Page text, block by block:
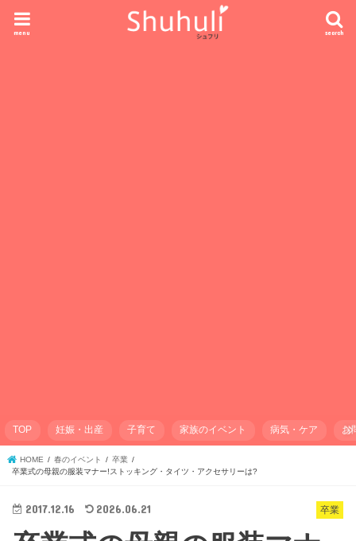
search
menu
TOP 妊娠・出産 子育て 家族のイベント 病気・ケア お
HOME 春のイベント
卒業
卒業式の母親の服装マナー!ストッキング・タイツ・アクセサリーは?
卒業
2017.12.16 2026.06.21